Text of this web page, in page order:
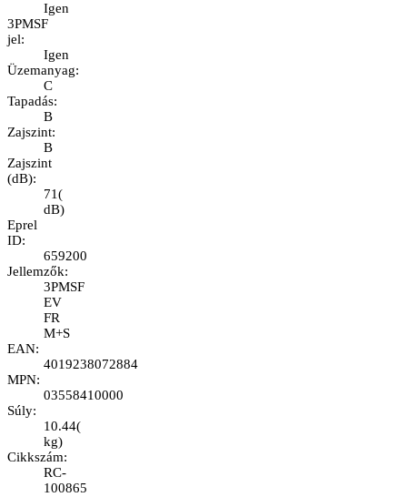
Igen
3PMSF
jel:
Igen
Üzemanyag:
C
Tapadás:
B
Zajszint:
B
Zajszint
(dB):
71(
dB)
Eprel
ID:
659200
Jellemzők:
3PMSF
EV
FR
M+S
EAN:
4019238072884
MPN:
03558410000
Súly:
10.44(
kg)
Cikkszám:
RC-
100865